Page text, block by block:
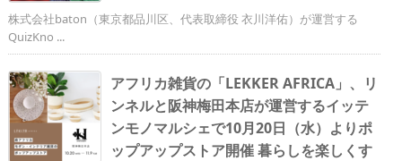
株式会社baton（東京都品川区、代表取締役 衣川洋佑）が運営する
QuizKno ...
アフリカ雑貨の「LEKKER AFRICA」、リ
ンネルと阪神梅田本店が運営するイッテ
ンモノマルシェで10月20日（水）よりポ
ップアップストア開催 暮らしを楽しくす